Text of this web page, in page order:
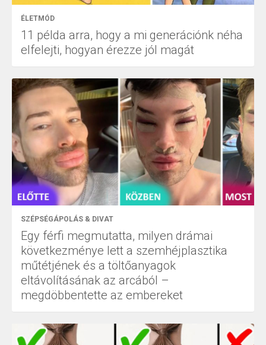
ÉLETMÓD
11 példa arra, hogy a mi generációnk néha
elfelejti, hogyan érezze jól magát
SZÉPSÉGÁPOLÁS & DIVAT
Egy férfi megmutatta, milyen drámai
következménye lett a szemhéjplasztika
műtétjének és a töltőanyagok
eltávolításának az arcából –
megdöbbentette az embereket